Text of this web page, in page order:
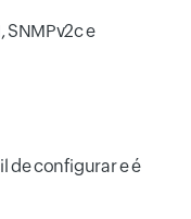
SNMPv2c e
de configurar e é